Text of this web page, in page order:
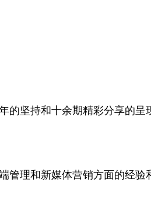
的坚持和十余期精彩分享的呈
管理和新媒体营销方面的经验